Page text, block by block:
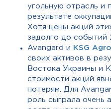
угольную отрасль и
результате
Хотя цены акций
задолго до событий
Avangard и
KSG Agro
своих активов в
Востока Украины и
стоимости акций
потерям. Для
роль сыграла очень